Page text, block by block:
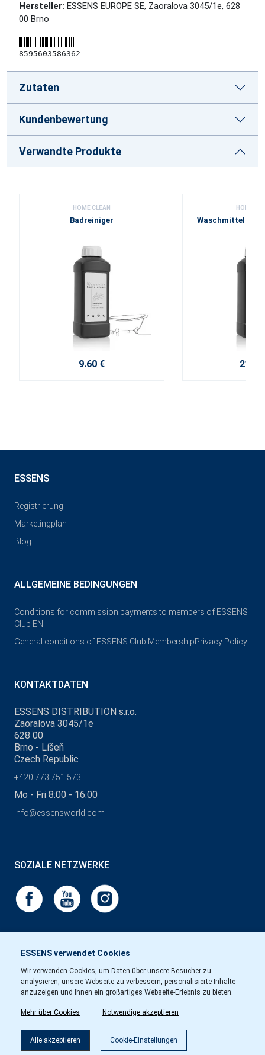
Hersteller: ESSENS EUROPE SE, Zaoralova 3045/1e, 628
00 Brno
8595603586362
Zutaten
Kundenbewertung
Verwandte Produkte
HOME CLEAN
Badreiniger
9.60 €
HOME
Waschmittel für
21.50
ESSENS verwendet Cookies
Wir verwenden Cookies, um Daten über unsere Besucher zu
analysieren, unsere Webseite zu verbessern, personalisierte Inhalte
anzuzeigen und Ihnen ein großartiges Webseite-Erlebnis zu bieten.
Mehr über Cookies Notwendige akzeptieren
Alle akzeptieren Cookie-Einstellungen
ESSENS
Registrierung
Marketingplan
Blog
ALLGEMEINE BEDINGUNGEN
Conditions for commission payments to members of ESSENS
Club EN
General conditions of ESSENS Club MembershipPrivacy Policy
KONTAKTDATEN
ESSENS DISTRIBUTION s.r.o.
Zaoralova 3045/1e
628 00
Brno - Líšeň
Czech Republic
+420 773 751 573
Mo - Fri 8:00 - 16:00
info@essensworld.com
SOZIALE NETZWERKE